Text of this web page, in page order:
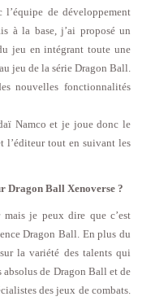
de développement
à la base, j’ai proposé un
jeu en intégrant toute une
jeu de la série Dragon Ball.
nouvelles fonctionnalités
Namco et je joue donc le
l’éditeur tout en suivant les
Dragon Ball Xenoverse ?
je peux dire que c’est
Dragon Ball. En plus du
la variété des talents qui
de Dragon Ball et de
des jeux de combats.